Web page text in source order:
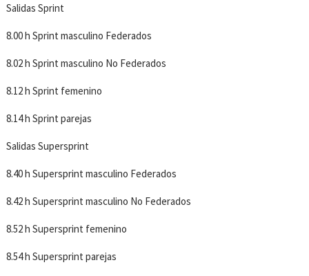
Salidas Sprint
8.00 h Sprint masculino Federados
8.02 h Sprint masculino No Federados
8.12 h Sprint femenino
8.14 h Sprint parejas
Salidas Supersprint
8.40 h Supersprint masculino Federados
8.42 h Supersprint masculino No Federados
8.52 h Supersprint femenino
8.54 h Supersprint parejas